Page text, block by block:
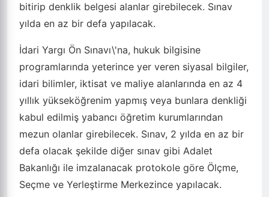
bitirip denklik belgesi alanlar girebilecek. Sınav
yılda en az bir defa yapılacak.
İdari Yargı Ön Sınavı\'na, hukuk bilgisine
programlarında yeterince yer veren siyasal bilgiler,
idari bilimler, iktisat ve maliye alanlarında en az 4
yıllık yükseköğrenim yapmış veya bunlara denkliği
kabul edilmiş yabancı öğretim kurumlarından
mezun olanlar girebilecek. Sınav, 2 yılda en az bir
defa olacak şekilde diğer sınav gibi Adalet
Bakanlığı ile imzalanacak protokole göre Ölçme,
Seçme ve Yerleştirme Merkezince yapılacak.